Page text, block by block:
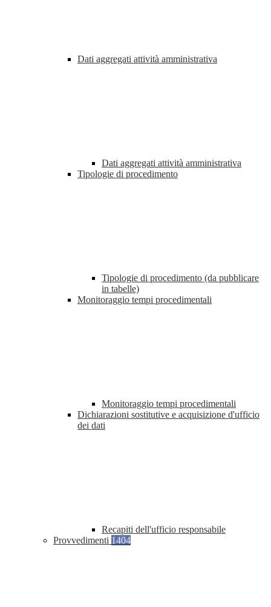
Dati aggregati attività amministrativa
Dati aggregati attività amministrativa
Tipologie di procedimento
Tipologie di procedimento (da pubblicare
in tabelle)
Monitoraggio tempi procedimentali
Monitoraggio tempi procedimentali
Dichiarazioni sostitutive e acquisizione d'ufficio
dei dati
Recapiti dell'ufficio responsabile
Provvedimenti 1404